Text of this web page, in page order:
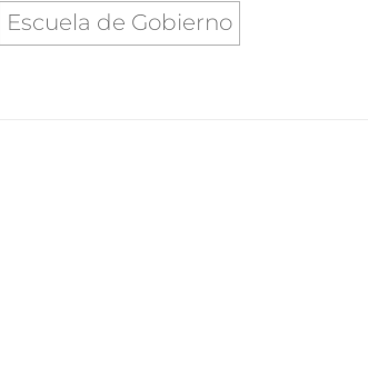
Escuela de Gobierno